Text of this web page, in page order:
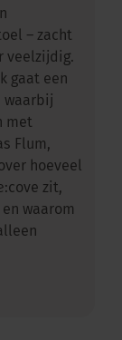
– zacht
veelzijdig.
gaat een
waarbij
met
Flum,
hoeveel
zit,
waarom